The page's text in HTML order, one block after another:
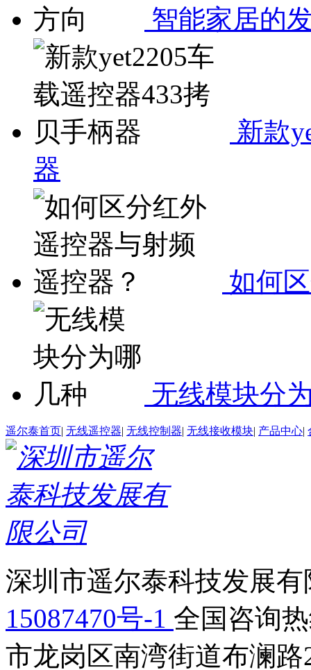
智能家居的
新款
器
如何
无线模块分
遥尔泰首页| 无线遥控器| 无线控制器| 无线接收模块| 产品中心|
深圳市遥尔泰科技发展
15087470号-1 全国咨询
市龙岗区南湾街道布澜